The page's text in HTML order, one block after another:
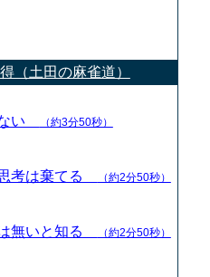
（土田の麻雀道）
い （約3分50秒）
考は棄てる （約2分50秒）
無いと知る （約2分50秒）